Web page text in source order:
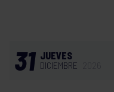
31 JUEVES
DICIEMBRE